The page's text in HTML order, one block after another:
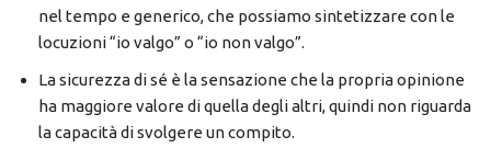
nel tempo e generico, che possiamo sintetizzare con le
locuzioni “io valgo” o “io non valgo”.
La sicurezza di sé è la sensazione che la propria opinione
ha maggiore valore di quella degli altri, quindi non riguarda
la capacità di svolgere un compito.